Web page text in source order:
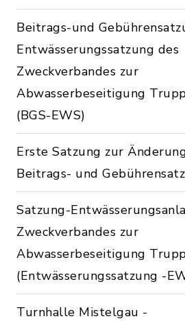
Beitrags-und
Entwässerungssatzung des
Zweckverbandes zur
Abwasserbeseitigung
(BGS-EWS)
Erste Satzung zur
Beitrags- und
Satzung-
Zweckverbandes zur
Abwasserbeseitigung
(Entwässerungssatzung -
Turnhalle Mistelgau -